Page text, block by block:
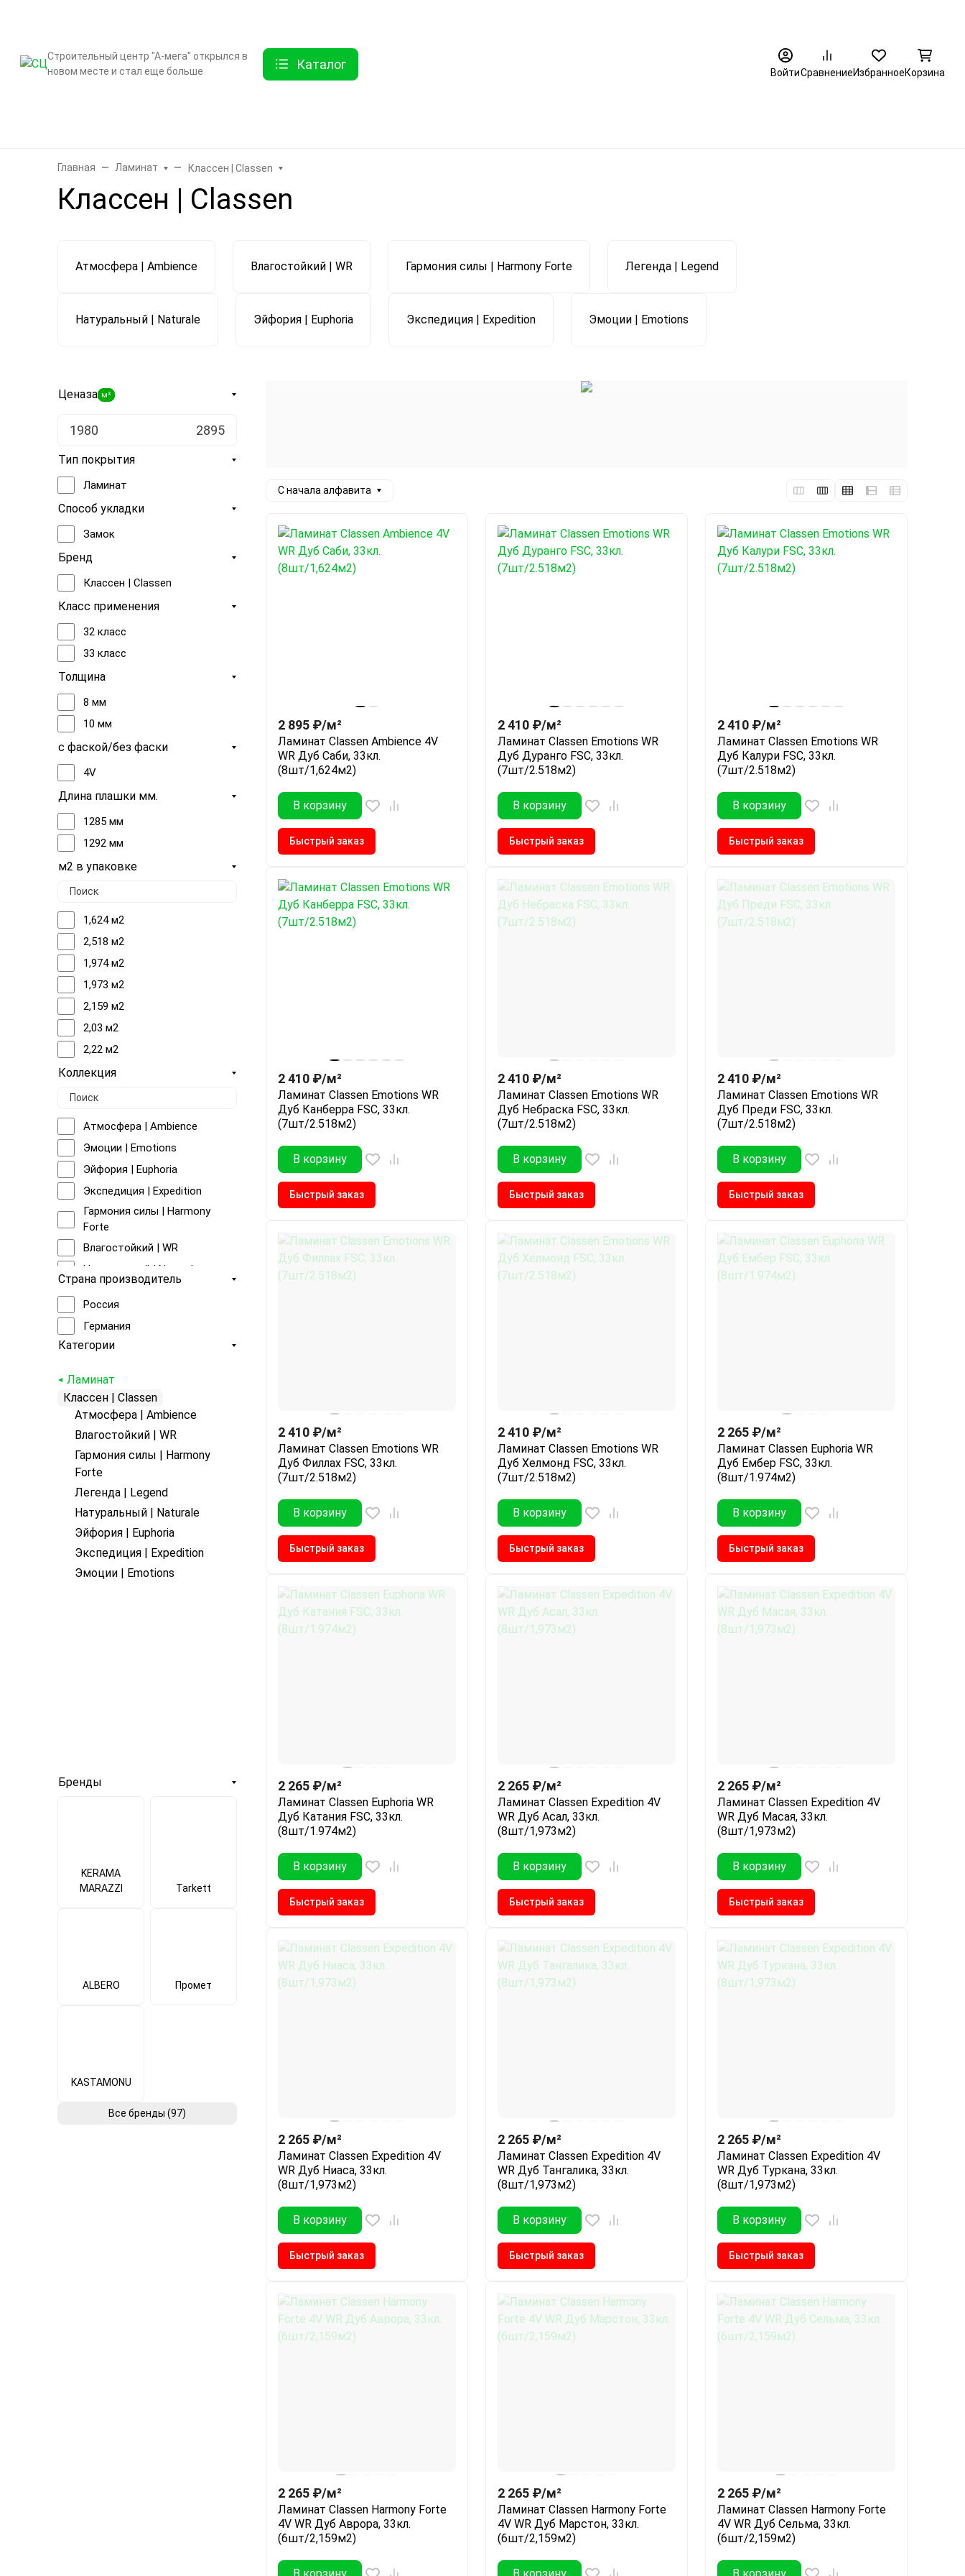
Строительный центр "А-мега" открылся в
новом месте и стал еще больше
Каталог
ВойтиСравнениеИзбранноеКорзина
Главная Ламинат Классен | Classen
Классен | Classen
Атмосфера | Ambience Влагостойкий | WR Гармония силы | Harmony Forte Легенда | Legend
Натуральный | Naturale Эйфория | Euphoria Экспедиция | Expedition Эмоции | Emotions
Ценаза м²
Тип покрытия
Ламинат
Способ укладки
Замок
Бренд
Классен | Classen
Класс применения
32 класс
33 класс
Толщина
8 мм
10 мм
с фаской/без фаски
4V
Длина плашки мм.
1285 мм
1292 мм
м2 в упаковке
1,624 м2
2,518 м2
1,974 м2
1,973 м2
2,159 м2
2,03 м2
2,22 м2
1,995 м2
Коллекция
Атмосфера | Ambience
Эмоции | Emotions
Эйфория | Euphoria
Экспедиция | Expedition
Гармония силы | Harmony
Forte
Влагостойкий | WR
Натуральный | Naturale
Страна производитель
Россия
Германия
Категории
Ламинат
Классен | Classen
Атмосфера | Ambience
Влагостойкий | WR
Гармония силы | Harmony
Forte
Легенда | Legend
Натуральный | Naturale
Эйфория | Euphoria
Экспедиция | Expedition
Эмоции | Emotions
Бренды
KERAMA
MARAZZI
Tarkett
ALBERO Промет
KASTAMONU
Все бренды (97)
С начала алфавита
2 895 ₽/м²
Ламинат Classen Ambience 4V
WR Дуб Саби, 33кл.
(8шт/1,624м2)
В корзину
Быстрый заказ
2 410 ₽/м²
Ламинат Classen Emotions WR
Дуб Дуранго FSC, 33кл.
(7шт/2.518м2)
В корзину
Быстрый заказ
2 410 ₽/м²
Ламинат Classen Emotions WR
Дуб Калури FSC, 33кл.
(7шт/2.518м2)
В корзину
Быстрый заказ
2 410 ₽/м²
Ламинат Classen Emotions WR
Дуб Канберра FSC, 33кл.
(7шт/2.518м2)
В корзину
Быстрый заказ
2 410 ₽/м²
Ламинат Classen Emotions WR
Дуб Небраска FSC, 33кл.
(7шт/2.518м2)
В корзину
Быстрый заказ
2 410 ₽/м²
Ламинат Classen Emotions WR
Дуб Преди FSC, 33кл.
(7шт/2.518м2)
В корзину
Быстрый заказ
2 410 ₽/м²
Ламинат Classen Emotions WR
Дуб Филлах FSC, 33кл.
(7шт/2.518м2)
В корзину
Быстрый заказ
2 410 ₽/м²
Ламинат Classen Emotions WR
Дуб Хелмонд FSC, 33кл.
(7шт/2.518м2)
В корзину
Быстрый заказ
2 265 ₽/м²
Ламинат Classen Euphoria WR
Дуб Ембер FSC, 33кл.
(8шт/1.974м2)
В корзину
Быстрый заказ
2 265 ₽/м²
Ламинат Classen Euphoria WR
Дуб Катания FSC, 33кл.
(8шт/1.974м2)
В корзину
Быстрый заказ
2 265 ₽/м²
Ламинат Classen Expedition 4V
WR Дуб Асал, 33кл.
(8шт/1,973м2)
В корзину
Быстрый заказ
2 265 ₽/м²
Ламинат Classen Expedition 4V
WR Дуб Масая, 33кл.
(8шт/1,973м2)
В корзину
Быстрый заказ
2 265 ₽/м²
Ламинат Classen Expedition 4V
WR Дуб Ниаса, 33кл.
(8шт/1,973м2)
В корзину
Быстрый заказ
2 265 ₽/м²
Ламинат Classen Expedition 4V
WR Дуб Тангалика, 33кл.
(8шт/1,973м2)
В корзину
Быстрый заказ
2 265 ₽/м²
Ламинат Classen Expedition 4V
WR Дуб Туркана, 33кл.
(8шт/1,973м2)
В корзину
Быстрый заказ
2 265 ₽/м²
Ламинат Classen Harmony Forte
4V WR Дуб Аврора, 33кл.
(6шт/2,159м2)
В корзину
2 265 ₽/м²
Ламинат Classen Harmony Forte
4V WR Дуб Марстон, 33кл.
(6шт/2,159м2)
В корзину
2 265 ₽/м²
Ламинат Classen Harmony Forte
4V WR Дуб Сельма, 33кл.
(6шт/2,159м2)
В корзину